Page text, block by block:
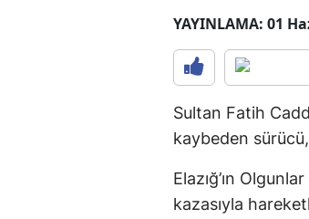
YAYINLAMA: 01
Sultan Fatih
kaybeden
Elazığ’ın
kazasıyla